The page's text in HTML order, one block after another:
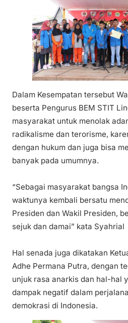
Dalam Kesempatan tersebut
beserta Pengurus BEM STIT
masyarakat untuk menolak
radikalisme dan terorisme,
dengan hukum dan juga bisa
banyak pada umumnya.
“Sebagai masyarakat bangsa
waktunya kembali bersatu
Presiden dan Wakil Presiden,
sejuk dan damai” kata Syahrial
Hal senada juga dikatakan
Adhe Permana Putra, dengan
unjuk rasa anarkis dan hal-hal
dampak negatif dalam
demokrasi di Indonesia.